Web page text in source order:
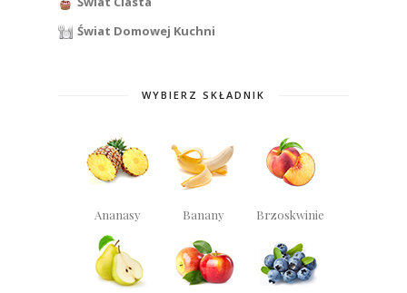
Świat Domowej Kuchni
WYBIERZ SKŁADNIK
Ananasy Banany Brzoskwinie